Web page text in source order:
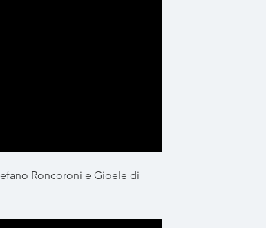
Roncoroni e Gioele di